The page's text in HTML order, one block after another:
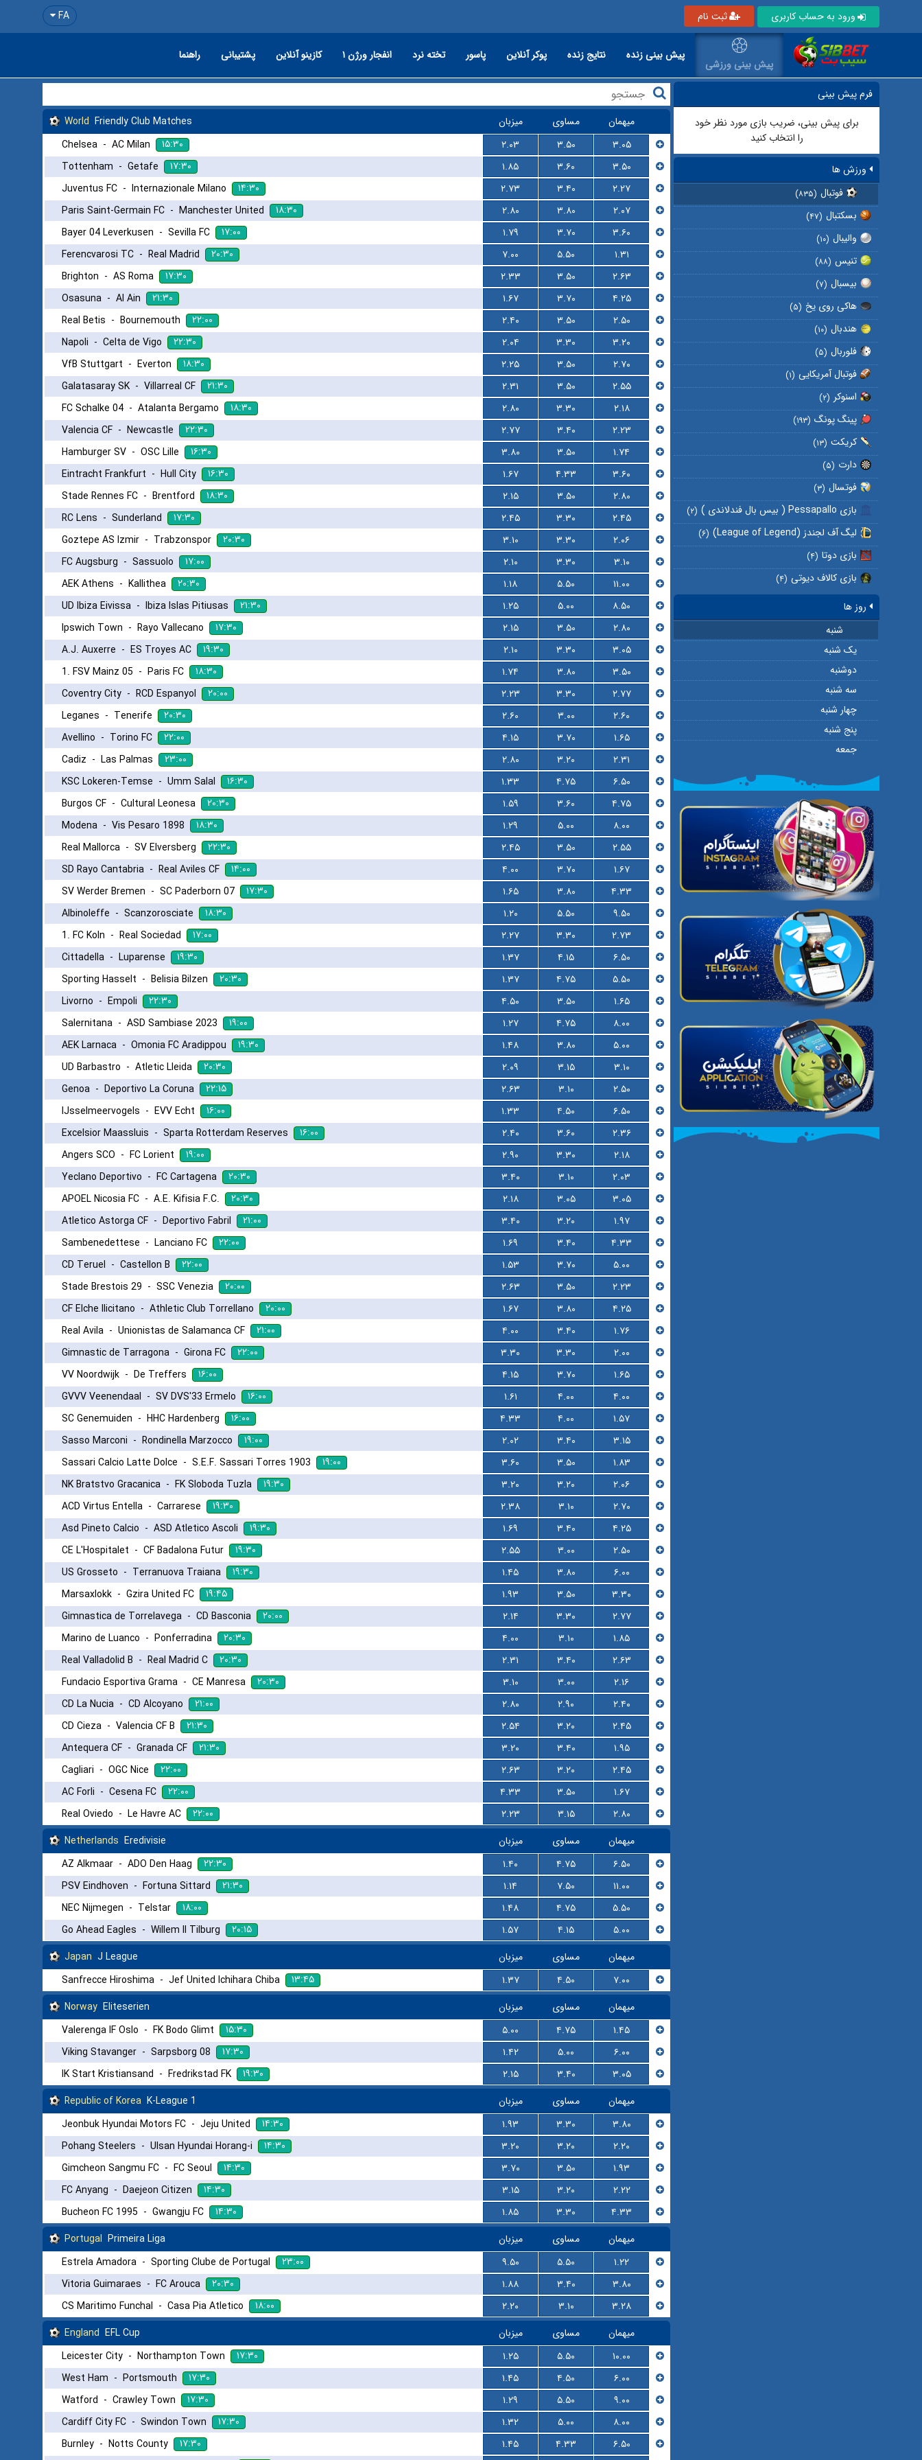
FA ورود به حساب کاربری ثبت نام
پیش بینی ورزشی
پیش بینی زنده نتایج زنده پوکر آنلاین پاسور تخته نرد انفجار ورژن ۱ کازینو آنلاین پشتیبانی راهنما
فرم پیش بینی
برای پیش بینی، ضریب بازی مورد نظر خود
را انتخاب کنید
ورزش ها
فوتبال (۸۳۵)
بسکتبال (۴۷)
والیبال (۱۰)
تنیس (۸۸)
بیسبال (۷)
هاکی روی یخ (۵)
هندبال (۱۰)
فلوربال (۵)
فوتبال آمریکایی (۱)
اسنوکر (۲)
پینگ پونگ (۱۹۳)
کریکت (۱۳)
دارت (۵)
فوتسال (۳)
بازی Pessapallo ( بیس بال فندلاندی ) (۲)
لیگ آف لجندز (League of Legend) (۶)
بازی دوتا (۴)
بازی کالاف دیوتی (۴)
روز ها
شنبه
یک شنبه
دوشنبه
سه شنبه
چهار شنبه
پنج شنبه
جمعه
World Friendly Club Matches میزبان مساوی
میهمان
Chelsea - AC Milan ۱۵:۳۰ ۲.۰۳ ۳.۵۰
۳.۰۵
Tottenham - Getafe ۱۷:۳۰ ۱.۸۵ ۳.۶۰
۳.۵۰
Juventus FC - Internazionale Milano ۱۴:۳۰ ۲.۷۳ ۳.۴۰
۲.۲۷
Paris Saint-Germain FC - Manchester United ۱۸:۳۰ ۲.۸۰ ۳.۸۰
۲.۰۷
Bayer 04 Leverkusen - Sevilla FC ۱۷:۰۰ ۱.۷۹ ۳.۷۰
۳.۶۰
Ferencvarosi TC - Real Madrid ۲۰:۳۰ ۷.۰۰ ۵.۵۰
۱.۳۱
Brighton - AS Roma ۱۷:۳۰ ۲.۳۳ ۳.۵۰
۲.۶۳
Osasuna - Al Ain ۲۱:۳۰ ۱.۶۷ ۳.۷۰
۴.۲۵
Real Betis - Bournemouth ۲۲:۰۰ ۲.۴۰ ۳.۵۰
۲.۵۰
Napoli - Celta de Vigo ۲۲:۳۰ ۲.۰۴ ۳.۳۰
۳.۲۰
VfB Stuttgart - Everton ۱۸:۳۰ ۲.۲۵ ۳.۵۰
۲.۷۰
Galatasaray SK - Villarreal CF ۲۱:۳۰ ۲.۳۱ ۳.۵۰
۲.۵۵
FC Schalke 04 - Atalanta Bergamo ۱۸:۳۰ ۲.۸۰ ۳.۳۰
۲.۱۸
Valencia CF - Newcastle ۲۲:۳۰ ۲.۷۷ ۳.۴۰
۲.۲۳
Hamburger SV - OSC Lille ۱۶:۳۰ ۳.۸۰ ۳.۵۰
۱.۷۴
Eintracht Frankfurt - Hull City ۱۶:۳۰ ۱.۶۷ ۴.۳۳
۳.۶۰
Stade Rennes FC - Brentford ۱۸:۳۰ ۲.۱۵ ۳.۵۰
۲.۸۰
RC Lens - Sunderland ۱۷:۳۰ ۲.۴۵ ۳.۳۰
۲.۴۵
Goztepe AS Izmir - Trabzonspor ۲۰:۳۰ ۳.۱۰ ۳.۳۰
۲.۰۶
FC Augsburg - Sassuolo ۱۷:۰۰ ۲.۱۰ ۳.۳۰
۳.۱۰
AEK Athens - Kallithea ۲۰:۳۰ ۱.۱۸ ۵.۵۰
۱۱.۰۰
UD Ibiza Eivissa - Ibiza Islas Pitiusas ۲۱:۳۰ ۱.۲۵ ۵.۰۰
۸.۵۰
Ipswich Town - Rayo Vallecano ۱۷:۳۰ ۲.۱۵ ۳.۵۰
۲.۸۰
A.J. Auxerre - ES Troyes AC ۱۹:۳۰ ۲.۱۰ ۳.۳۰
۳.۰۵
1. FSV Mainz 05 - Paris FC ۱۸:۳۰ ۱.۷۴ ۳.۸۰
۳.۵۰
Coventry City - RCD Espanyol ۲۰:۰۰ ۲.۲۳ ۳.۳۰
۲.۷۷
Leganes - Tenerife ۲۰:۳۰ ۲.۶۰ ۳.۰۰
۲.۶۰
Avellino - Torino FC ۲۲:۰۰ ۴.۱۵ ۳.۷۰
۱.۶۵
Cadiz - Las Palmas ۲۳:۰۰ ۲.۸۰ ۳.۲۰
۲.۳۱
KSC Lokeren-Temse - Umm Salal ۱۶:۳۰ ۱.۳۳ ۴.۷۵
۶.۵۰
Burgos CF - Cultural Leonesa ۲۰:۳۰ ۱.۵۹ ۳.۶۰
۴.۷۵
Modena - Vis Pesaro 1898 ۱۸:۳۰ ۱.۲۹ ۵.۰۰
۸.۰۰
Real Mallorca - SV Elversberg ۲۲:۳۰ ۲.۴۵ ۳.۵۰
۲.۵۵
SD Rayo Cantabria - Real Aviles CF ۱۴:۰۰ ۴.۰۰ ۳.۷۰
۱.۶۷
SV Werder Bremen - SC Paderborn 07 ۱۷:۳۰ ۱.۶۵ ۳.۸۰
۴.۳۳
Albinoleffe - Scanzorosciate ۱۸:۳۰ ۱.۲۰ ۵.۵۰
۹.۵۰
1. FC Koln - Real Sociedad ۱۷:۰۰ ۲.۲۷ ۳.۳۰
۲.۷۳
Cittadella - Luparense ۱۹:۳۰ ۱.۳۷ ۴.۱۵
۶.۵۰
Sporting Hasselt - Belisia Bilzen ۲۰:۳۰ ۱.۳۷ ۴.۷۵
۵.۵۰
Livorno - Empoli ۲۲:۳۰ ۴.۵۰ ۳.۵۰
۱.۶۵
Salernitana - ASD Sambiase 2023 ۱۹:۰۰ ۱.۲۷ ۴.۷۵
۸.۰۰
AEK Larnaca - Omonia FC Aradippou ۱۹:۳۰ ۱.۴۸ ۳.۸۰
۵.۰۰
UD Barbastro - Atletic Lleida ۲۰:۳۰ ۲.۰۹ ۳.۱۵
۳.۱۰
Genoa - Deportivo La Coruna ۲۲:۱۵ ۲.۶۳ ۳.۱۰
۲.۵۰
IJsselmeervogels - EVV Echt ۱۶:۰۰ ۱.۳۳ ۴.۵۰
۶.۵۰
Excelsior Maassluis - Sparta Rotterdam Reserves ۱۶:۰۰ ۲.۴۰ ۳.۶۰
۲.۳۶
Angers SCO - FC Lorient ۱۹:۰۰ ۲.۹۰ ۳.۳۰
۲.۱۸
Yeclano Deportivo - FC Cartagena ۲۰:۳۰ ۳.۴۰ ۳.۱۰
۲.۰۳
APOEL Nicosia FC - A.E. Kifisia F.C. ۲۰:۳۰ ۲.۱۸ ۳.۰۵
۳.۰۵
Atletico Astorga CF - Deportivo Fabril ۲۱:۰۰ ۳.۴۰ ۳.۲۰
۱.۹۷
Sambenedettese - Lanciano FC ۲۲:۰۰ ۱.۶۹ ۳.۴۰
۴.۳۳
CD Teruel - Castellon B ۲۲:۰۰ ۱.۵۳ ۳.۷۰
۵.۰۰
Stade Brestois 29 - SSC Venezia ۲۰:۰۰ ۲.۶۳ ۳.۵۰
۲.۲۳
CF Elche Ilicitano - Athletic Club Torrellano ۲۰:۰۰ ۱.۶۷ ۳.۸۰
۴.۲۵
Real Avila - Unionistas de Salamanca CF ۲۱:۰۰ ۴.۰۰ ۳.۴۰
۱.۷۶
Gimnastic de Tarragona - Girona FC ۲۲:۰۰ ۳.۳۰ ۳.۳۰
۲.۰۰
VV Noordwijk - De Treffers ۱۶:۰۰ ۴.۱۵ ۳.۷۰
۱.۶۵
GVVV Veenendaal - SV DVS'33 Ermelo ۱۶:۰۰ ۱.۶۱ ۴.۰۰
۴.۰۰
SC Genemuiden - HHC Hardenberg ۱۶:۰۰ ۴.۳۳ ۴.۰۰
۱.۵۷
Sasso Marconi - Rondinella Marzocco ۱۹:۰۰ ۲.۰۲ ۳.۴۰
۳.۱۵
Sassari Calcio Latte Dolce - S.E.F. Sassari Torres 1903 ۱۹:۰۰ ۳.۶۰ ۳.۵۰
۱.۸۳
NK Bratstvo Gracanica - FK Sloboda Tuzla ۱۹:۳۰ ۳.۲۰ ۳.۲۰
۲.۰۶
ACD Virtus Entella - Carrarese ۱۹:۳۰ ۲.۳۸ ۳.۱۰
۲.۷۰
Asd Pineto Calcio - ASD Atletico Ascoli ۱۹:۳۰ ۱.۶۹ ۳.۴۰
۴.۲۵
CE L'Hospitalet - CF Badalona Futur ۱۹:۳۰ ۲.۵۵ ۳.۰۰
۲.۵۰
US Grosseto - Terranuova Traiana ۱۹:۳۰ ۱.۴۵ ۳.۸۰
۶.۰۰
Marsaxlokk - Gzira United FC ۱۹:۴۵ ۱.۹۳ ۳.۵۰
۳.۳۰
Gimnastica de Torrelavega - CD Basconia ۲۰:۰۰ ۲.۱۴ ۳.۳۰
۲.۷۷
Marino de Luanco - Ponferradina ۲۰:۳۰ ۴.۰۰ ۳.۱۰
۱.۸۵
Real Valladolid B - Real Madrid C ۲۰:۳۰ ۲.۳۱ ۳.۴۰
۲.۶۳
Fundacio Esportiva Grama - CE Manresa ۲۰:۳۰ ۳.۱۰ ۳.۰۰
۲.۱۶
CD La Nucia - CD Alcoyano ۲۱:۰۰ ۲.۸۰ ۲.۹۰
۲.۴۰
CD Cieza - Valencia CF B ۲۱:۳۰ ۲.۵۴ ۳.۲۰
۲.۴۵
Antequera CF - Granada CF ۲۱:۳۰ ۳.۲۰ ۳.۴۰
۱.۹۵
Cagliari - OGC Nice ۲۲:۰۰ ۲.۶۳ ۳.۲۰
۲.۴۵
AC Forli - Cesena FC ۲۲:۰۰ ۴.۳۳ ۳.۵۰
۱.۶۷
Real Oviedo - Le Havre AC ۲۲:۰۰ ۲.۲۳ ۳.۱۵
۲.۸۰
Netherlands Eredivisie میزبان مساوی
میهمان
AZ Alkmaar - ADO Den Haag ۲۲:۳۰ ۱.۴۰ ۴.۷۵
۶.۵۰
PSV Eindhoven - Fortuna Sittard ۲۱:۳۰ ۱.۱۴ ۷.۵۰
۱۱.۰۰
NEC Nijmegen - Telstar ۱۸:۰۰ ۱.۴۸ ۴.۷۵
۵.۵۰
Go Ahead Eagles - Willem II Tilburg ۲۰:۱۵ ۱.۵۷ ۴.۱۵
۵.۰۰
Japan J League میزبان مساوی
میهمان
Sanfrecce Hiroshima - Jef United Ichihara Chiba ۱۳:۴۵ ۱.۳۷ ۴.۵۰
۷.۰۰
Norway Eliteserien میزبان مساوی
میهمان
Valerenga IF Oslo - FK Bodo Glimt ۱۵:۳۰ ۵.۰۰ ۴.۷۵
۱.۴۵
Viking Stavanger - Sarpsborg 08 ۱۷:۳۰ ۱.۴۲ ۵.۰۰
۶.۰۰
IK Start Kristiansand - Fredrikstad FK ۱۹:۳۰ ۲.۱۵ ۳.۴۰
۳.۰۵
Republic of Korea K-League 1 میزبان مساوی
میهمان
Jeonbuk Hyundai Motors FC - Jeju United ۱۴:۳۰ ۱.۹۳ ۳.۳۰
۳.۸۰
Pohang Steelers - Ulsan Hyundai Horang-i ۱۴:۳۰ ۳.۲۰ ۳.۲۰
۲.۲۰
Gimcheon Sangmu FC - FC Seoul ۱۴:۳۰ ۳.۷۰ ۳.۵۰
۱.۹۳
FC Anyang - Daejeon Citizen ۱۴:۳۰ ۳.۱۵ ۳.۲۰
۲.۲۲
Bucheon FC 1995 - Gwangju FC ۱۴:۳۰ ۱.۸۵ ۳.۳۰
۴.۳۳
Portugal Primeira Liga میزبان مساوی
میهمان
Estrela Amadora - Sporting Clube de Portugal ۲۳:۰۰ ۹.۵۰ ۵.۵۰
۱.۲۲
Vitoria Guimaraes - FC Arouca ۲۰:۳۰ ۱.۸۸ ۳.۴۰
۳.۸۰
CS Maritimo Funchal - Casa Pia Atletico ۱۸:۰۰ ۲.۲۰ ۳.۱۰
۳.۲۸
England EFL Cup میزبان مساوی
میهمان
Leicester City - Northampton Town ۱۷:۳۰ ۱.۲۵ ۵.۵۰
۱۰.۰۰
West Ham - Portsmouth ۱۷:۳۰ ۱.۴۵ ۴.۵۰
۶.۰۰
Watford - Crawley Town ۱۷:۳۰ ۱.۲۹ ۵.۵۰
۹.۰۰
Cardiff City FC - Swindon Town ۱۷:۳۰ ۱.۳۲ ۵.۰۰
۸.۰۰
Burnley - Notts County ۱۷:۳۰ ۱.۴۵ ۴.۳۳
۶.۵۰